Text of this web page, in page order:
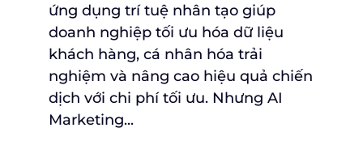
ứng dụng trí tuệ nhân tạo giúp
doanh nghiệp tối ưu hóa dữ liệu
khách hàng, cá nhân hóa trải
nghiệm và nâng cao hiệu quả chiến
dịch với chi phí tối ưu. Nhưng AI
Marketing...